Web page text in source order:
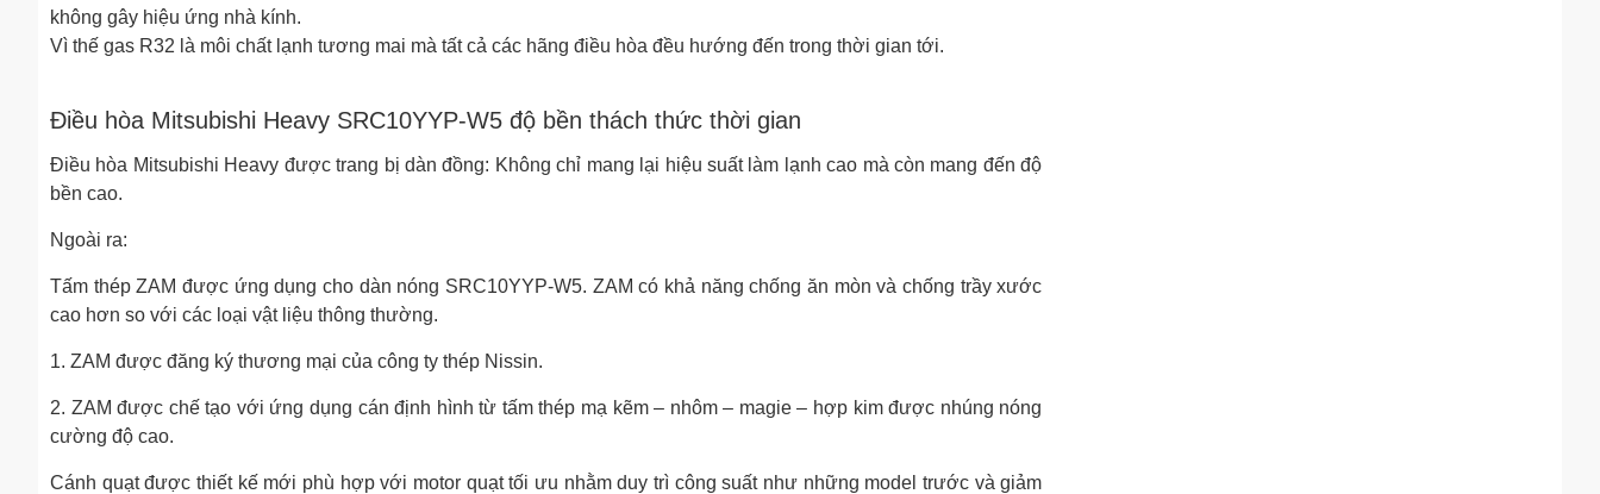
không gây hiệu ứng nhà kính.
Vì thế gas R32 là môi chất lạnh tương mai mà tất cả các hãng điều hòa đều hướng đến trong thời gian tới.
Điều hòa Mitsubishi Heavy SRC10YYP-W5 độ bền thách thức thời gian
Điều hòa Mitsubishi Heavy được trang bị dàn đồng: Không chỉ mang lại hiệu suất làm lạnh cao mà còn mang đến độ
bền cao.
Ngoài ra:
Tấm thép ZAM được ứng dụng cho dàn nóng SRC10YYP-W5. ZAM có khả năng chống ăn mòn và chống trầy xước
cao hơn so với các loại vật liệu thông thường.
1. ZAM được đăng ký thương mại của công ty thép Nissin.
2. ZAM được chế tạo với ứng dụng cán định hình từ tấm thép mạ kẽm – nhôm – magie – hợp kim được nhúng nóng
cường độ cao.
Cánh quạt được thiết kế mới phù hợp với motor quạt tối ưu nhằm duy trì công suất như những model trước và giảm